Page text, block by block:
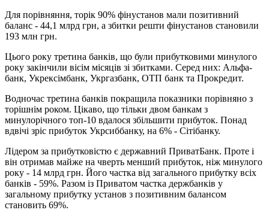
Для порівняння, торік 90% фінустанов мали позитивний
баланс - 44,1 млрд грн, а збитки решти фінустанов становили
193 млн грн.
Цього року третина банків, що були прибутковими минулого
року закінчили вісім місяців зі збитками. Серед них: Альфа-
банк, Укрексімбанк, Укргазбанк, ОТП банк та Прокредит.
Водночас третина банків покращила показники порівняно з
торішнім роком. Цікаво, що тільки двом банкам з
минулорічного топ-10 вдалося збільшити прибуток. Понад
вдвічі зріс прибуток Укрсиббанку, на 6% - Сітібанку.
Лідером за прибутковістю є державний ПриватБанк. Проте і
він отримав майже на чверть менший прибуток, ніж минулого
року - 14 млрд грн. Його частка від загального прибутку всіх
банків - 59%. Разом із Приватом частка держбанків у
загальному прибутку установ з позитивним балансом
становить 69%.